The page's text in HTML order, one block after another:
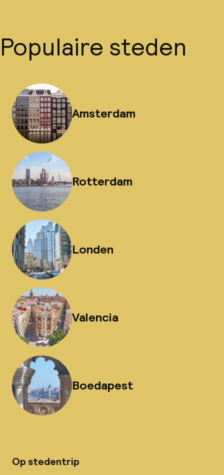
Populaire steden
Amsterdam
Rotterdam
Londen
Valencia
Boedapest
Op stedentrip